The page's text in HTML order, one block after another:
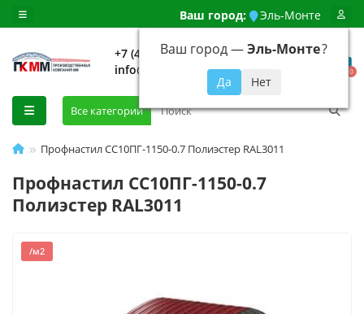
Ваш город: Эль-Монте
Ваш город —Эль-Монте?
+7 (499) 648-92-94
info@evroshtaketnikmoskva.ru
0
Все категории
Профнастил СС10ПГ-1150-0.7 Полиэстер RAL3011
Профнастил СС10ПГ-1150-0.7
Полиэстер RAL3011
/м2